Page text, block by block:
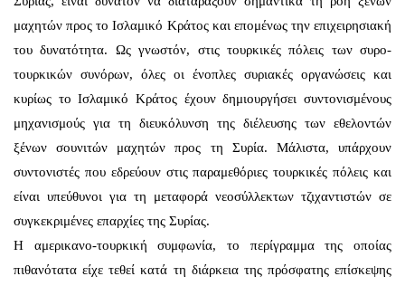
μαχητών προς το Ισλαμικό Κράτος και επομένως την επιχειρησιακή
του δυνατότητα. Ως γνωστόν, στις τουρκικές πόλεις των συρο-
τουρκικών συνόρων, όλες οι ένοπλες συριακές οργανώσεις και
κυρίως το Ισλαμικό Κράτος έχουν δημιουργήσει συντονισμένους
μηχανισμούς για τη διευκόλυνση της διέλευσης των εθελοντών
ξένων σουνιτών μαχητών προς τη Συρία. Μάλιστα, υπάρχουν
συντονιστές που εδρεύουν στις παραμεθόριες τουρκικές πόλεις και
είναι υπεύθυνοι για τη μεταφορά νεοσύλλεκτων τζιχαντιστών σε
συγκεκριμένες επαρχίες της Συρίας.
Η αμερικανο-τουρκική συμφωνία, το περίγραμμα της οποίας
πιθανότατα είχε τεθεί κατά τη διάρκεια της πρόσφατης επίσκεψης